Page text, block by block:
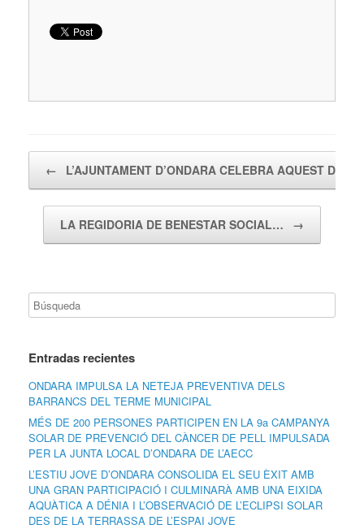
← L’AJUNTAMENT D’ONDARA CELEBRA AQUEST
LA REGIDORIA DE BENESTAR SOCIAL… →
Entradas recientes
ONDARA IMPULSA LA NETEJA PREVENTIVA DELS
BARRANCS DEL TERME MUNICIPAL
MÉS DE 200 PERSONES PARTICIPEN EN LA 9a CAMPANYA
SOLAR DE PREVENCIÓ DEL CÀNCER DE PELL IMPULSADA
PER LA JUNTA LOCAL D’ONDARA DE L’AECC
L’ESTIU JOVE D’ONDARA CONSOLIDA EL SEU ÈXIT AMB
UNA GRAN PARTICIPACIÓ I CULMINARÀ AMB UNA EIXIDA
AQUÀTICA A DÉNIA I L’OBSERVACIÓ DE L’ECLIPSI SOLAR
DES DE LA TERRASSA DE L’ESPAI JOVE